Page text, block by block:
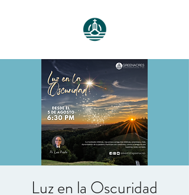
Luz en la Oscuridad